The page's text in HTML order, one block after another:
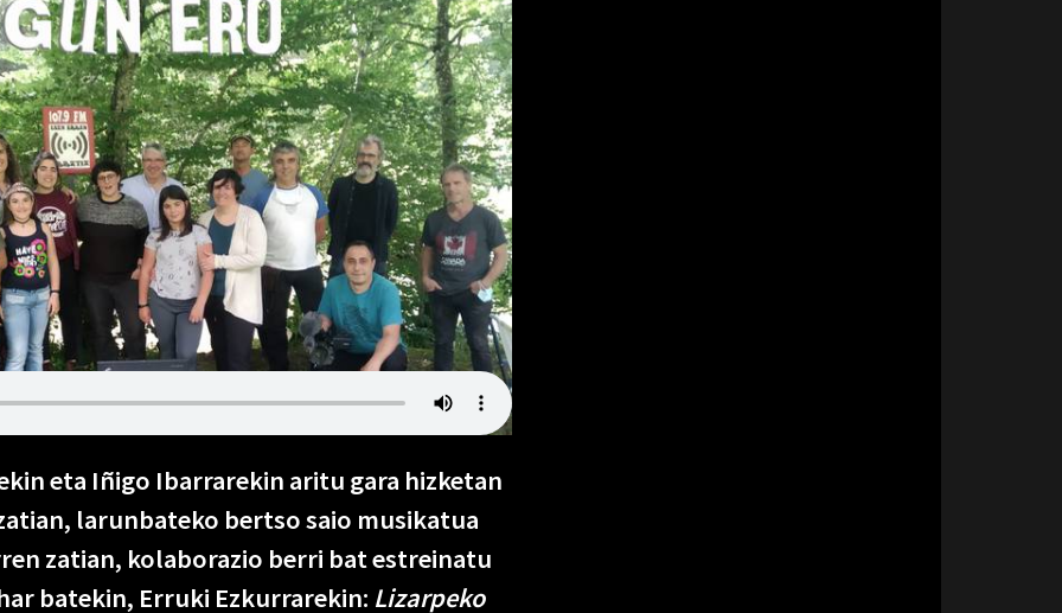
eta Iñigo Ibarrarekin aritu gara hizketan
larunbateko bertso saio musikatua
zatian, kolaborazio berri bat estreinatu
batekin, Erruki Ezkurrarekin: Lizarpeko